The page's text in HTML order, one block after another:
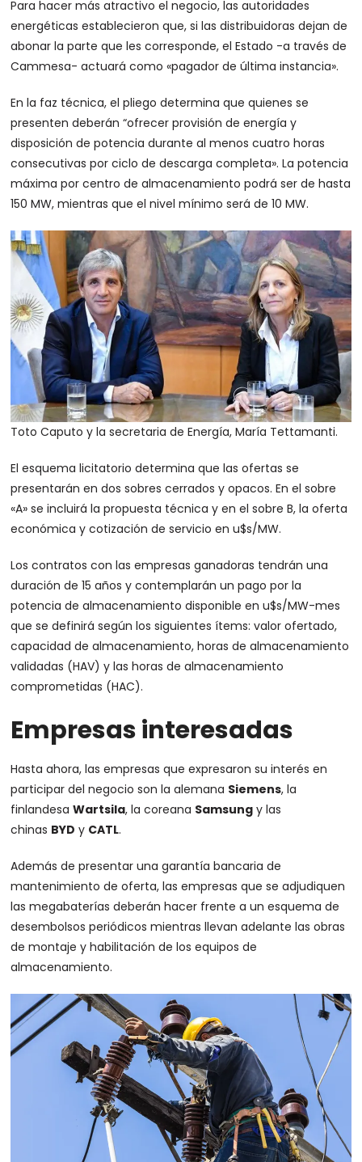
Para hacer más atractivo el negocio, las autoridades
energéticas establecieron que, si las distribuidoras dejan de
abonar la parte que les corresponde, el Estado -a través de
Cammesa- actuará como «pagador de última instancia».
En la faz técnica, el pliego determina que quienes se
presenten deberán “ofrecer provisión de energía y
disposición de potencia durante al menos cuatro horas
consecutivas por ciclo de descarga completa». La potencia
máxima por centro de almacenamiento podrá ser de hasta
150 MW, mientras que el nivel mínimo será de 10 MW.
Toto Caputo y la secretaria de Energía, María Tettamanti.
El esquema licitatorio determina que las ofertas se
presentarán en dos sobres cerrados y opacos. En el sobre
«A» se incluirá la propuesta técnica y en el sobre B, la oferta
económica y cotización de servicio en u$s/MW.
Los contratos con las empresas ganadoras tendrán una
duración de 15 años y contemplarán un pago por la
potencia de almacenamiento disponible en u$s/MW-mes
que se definirá según los siguientes ítems: valor ofertado,
capacidad de almacenamiento, horas de almacenamiento
validadas (HAV) y las horas de almacenamiento
comprometidas (HAC).
Empresas interesadas
Hasta ahora, las empresas que expresaron su interés en
participar del negocio son la alemana Siemens, la
finlandesaWartsila, la coreana Samsung y las
chinas BYD y CATL.
Además de presentar una garantía bancaria de
mantenimiento de oferta, las empresas que se adjudiquen
las megabaterías deberán hacer frente a un esquema de
desembolsos periódicos mientras llevan adelante las obras
de montaje y habilitación de los equipos de
almacenamiento.